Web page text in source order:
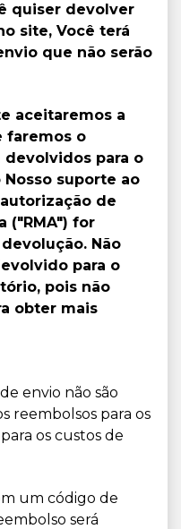
quiser devolver
site, Você terá
que não serão
aceitaremos a
faremos o
para o
suporte ao
de
("RMA") for
Não
para o
pois não
obter mais
envio não são
reembolsos para os
os custos de
um código de
será